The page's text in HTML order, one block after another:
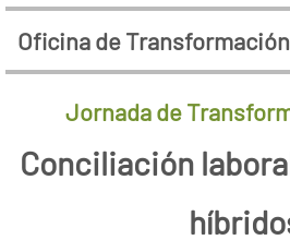
Oficina de
Jornada de
Conciliación